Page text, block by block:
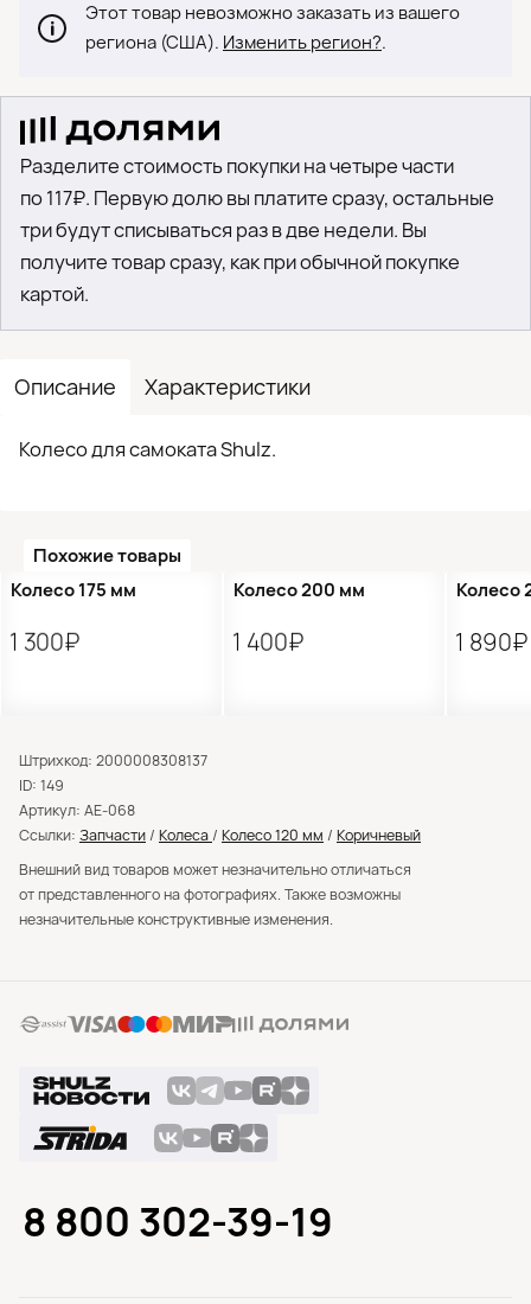
Описание Характеристики
Колесо для самоката Shulz.
Похожие товары
Колесо 175 мм
1 300₽
Колесо 200 мм
1 400₽
Колесо
1 890₽
Этот товар невозможно заказать из вашего
региона (США). Изменить регион?.
Разделите стоимость покупки на четыре части
по 117₽. Первую долю вы платите сразу, остальные
три будут списываться раз в две недели. Вы
получите товар сразу, как при обычной покупке
картой.
Штрихкод: 2000008308137
ID: 149
Артикул: AE-068
Ссылки: Запчасти / Колеса / Колесо 120 мм / Коричневый
Внешний вид товаров может незначительно отличаться
от представленного на фотографиях. Также возможны
незначительные конструктивные изменения.
8 800 302-39-19